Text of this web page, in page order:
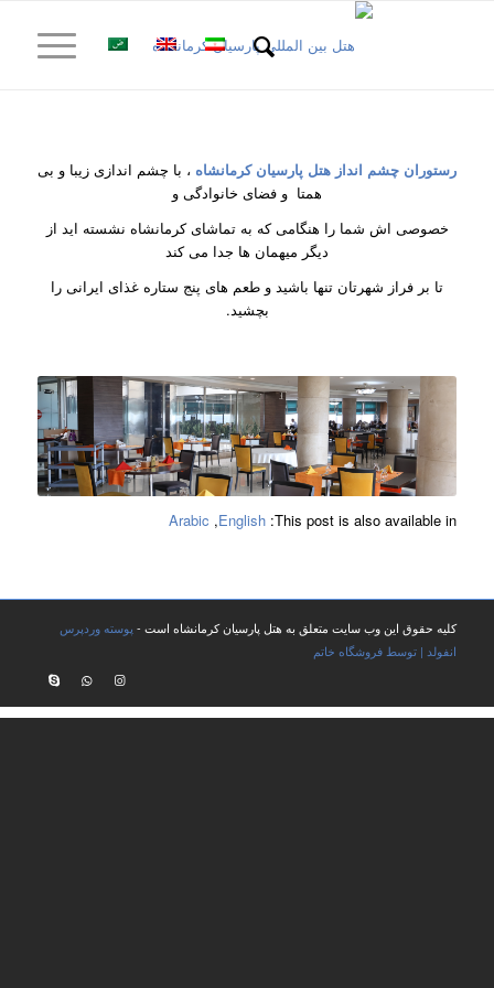
رستوران چشم انداز هتل پارسیان کرمانشاه ، با چشم اندازی زیبا و بی
همتا و فضای خانوادگی و
خصوصی اش شما را هنگامی که به تماشای کرمانشاه نشسته اید از
دیگر میهمان ها جدا می کند
تا بر فراز شهرتان تنها باشید و طعم های پنج ستاره غذای ایرانی را
بچشید.
This post is also available in:
English
Arabic
کلیه حقوق این وب سایت متعلق به هتل پارسیان کرمانشاه است - پوسته وردپرس
انفولد | توسط فروشگاه خاتم